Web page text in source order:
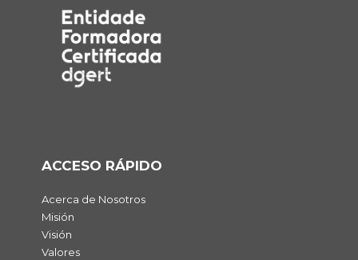
ACCESO RÁPIDO
Acerca de Nosotros
Misión
Visión
Valores